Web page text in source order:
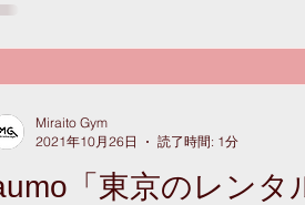
」ミライトジムが5周年目に突入しま
「東京のレンタ
Miraito Gym
2021年10月26日
読了時間: 1分